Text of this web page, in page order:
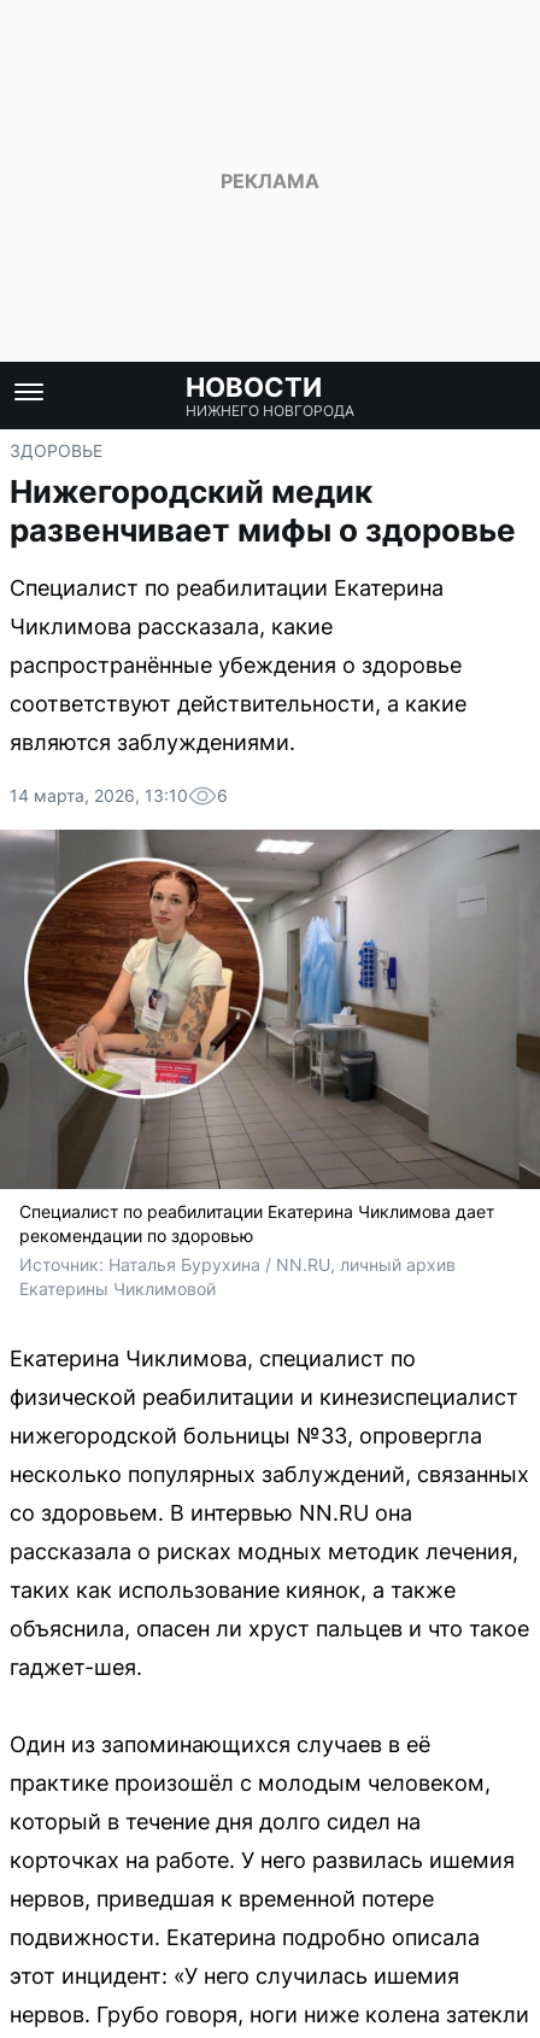
НОВОСТИ
НИЖНЕГО НОВГОРОДА
ЗДОРОВЬЕ
Нижегородский медик
развенчивает мифы о здоровье
Специалист по реабилитации Екатерина
Чиклимова рассказала, какие
распространённые убеждения о здоровье
соответствуют действительности, а какие
являются заблуждениями.
14 марта, 2026, 13:10 6
Специалист по реабилитации Екатерина Чиклимова дает
рекомендации по здоровью
Источник: Наталья Бурухина / NN.RU, личный архив
Екатерины Чиклимовой
Екатерина Чиклимова, специалист по
физической реабилитации и кинезиспециалист
нижегородской больницы №33, опровергла
несколько популярных заблуждений, связанных
со здоровьем. В интервью NN.RU она
рассказала о рисках модных методик лечения,
таких как использование киянок, а также
объяснила, опасен ли хруст пальцев и что такое
гаджет-шея.
Один из запоминающихся случаев в её
практике произошёл с молодым человеком,
который в течение дня долго сидел на
корточках на работе. У него развилась ишемия
нервов, приведшая к временной потере
подвижности. Екатерина подробно описала
этот инцидент: «У него случилась ишемия
нервов. Грубо говоря, ноги ниже колена затекли